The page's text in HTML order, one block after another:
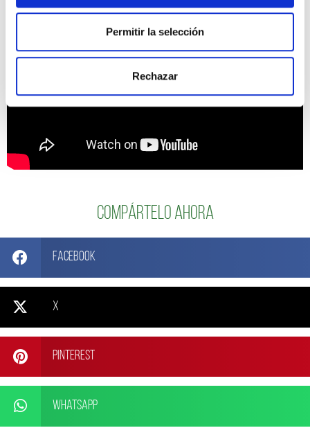
Permitir la selección
Rechazar
Compártelo ahora
Facebook
X
Pinterest
WhatsApp